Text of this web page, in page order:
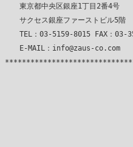
東京都中央区銀座1丁目2番4号
サクセス銀座ファーストビル5階
TEL：03-5159-8015 FAX：03-
E-MAIL：info@zaus-co.com